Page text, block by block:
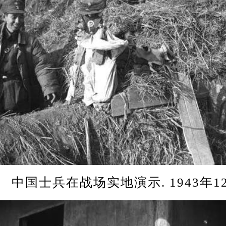
士兵在战场实地演示. 1943年